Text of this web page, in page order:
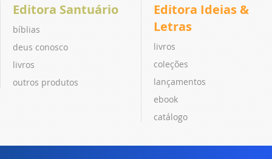
Editora Santuário
bíblias
deus conosco
livros
outros produtos
Editora Ideias &
Letras
livros
coleções
lançamentos
ebook
catálogo